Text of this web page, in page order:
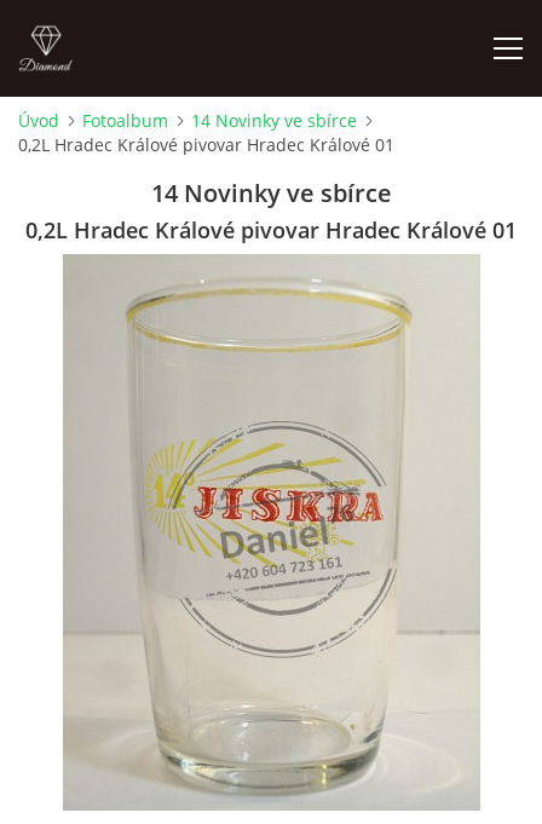
ÚVOD
FOTOALBUM
SKLENICE NA VÝMĚNU
KOUPÍM STARŠÍ PIVNÍ SKLENICE 604 723 161
Daniel Česká Republika
Koupím starší pivní sklenice z českých pivovarů a jiné pivní relikvie.
Jednotlivě i celé sbírky pivního skla.Dobře zaplatím.Po domluvě za
Vámi kdykoli a kamkoli rád přijedu.Předem Vám děkuji za
nabídky.Volejte prosím na tel.: 604 723 161 (stačí prozvonit zavolám
Vám zpět) nebo pište na email: Dandan76@seznam.cz
Úvod Fotoalbum
14 Novinky ve sbírce
0,2L Hradec Králové pivovar Hradec Králové 01
14 Novinky ve sbírce
0,2L Hradec Králové pivovar Hradec Králové 01